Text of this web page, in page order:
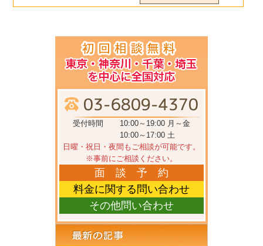
受付時間
10:00～19:00 月～金
10:00～17:00 土
日曜・祝日・夜間もご相談が可能です。
※事前にご相談ください。
面 談 予 約
料金に関する問い合わせ
その他問い合わせ